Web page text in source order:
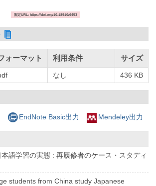
固定URL: https://doi.org/10.18910/6453
ォーマット 利用条件 サイズ
なし 436 KB
EndNote Basic出力 Mendeley出力
語学習の実態 : 再履修者のケース・スタディ
students from China study Japanese